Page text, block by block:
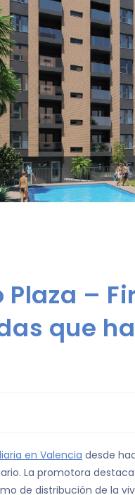
–
que
en Valencia desde
La promotora
de distribución de la